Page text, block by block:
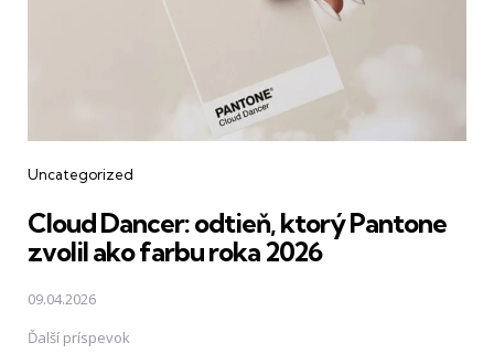
Uncategorized
Cloud Dancer: odtieň, ktorý Pantone
zvolil ako farbu roka 2026
09.04.2026
Ďalší príspevok